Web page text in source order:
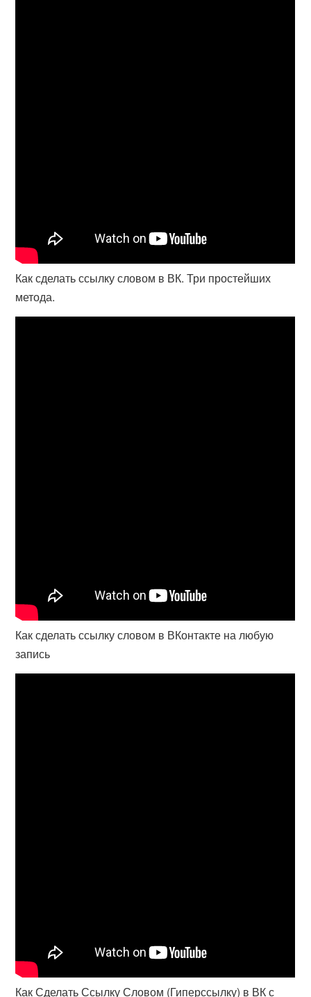
Как сделать ссылку словом в ВК. Три простейших
метода.
Как сделать ссылку словом в ВКонтакте на любую
запись
Как Сделать Ссылку Словом (Гиперссылку) в ВК с